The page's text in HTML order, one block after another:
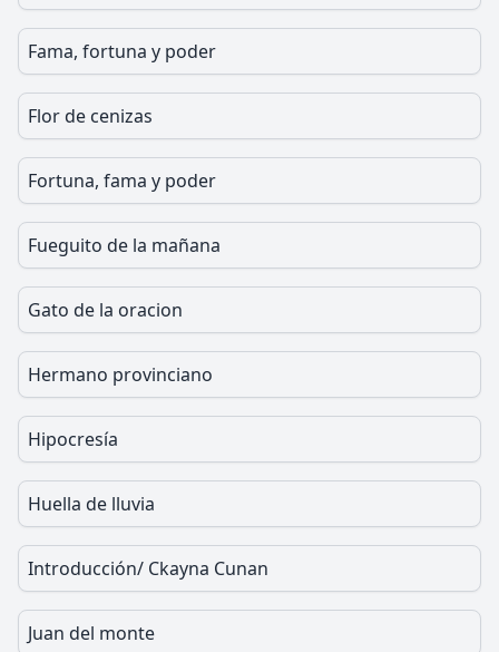
Fama, fortuna y poder
Flor de cenizas
Fortuna, fama y poder
Fueguito de la mañana
Gato de la oracion
Hermano provinciano
Hipocresía
Huella de lluvia
Introducción/ Ckayna Cunan
Juan del monte